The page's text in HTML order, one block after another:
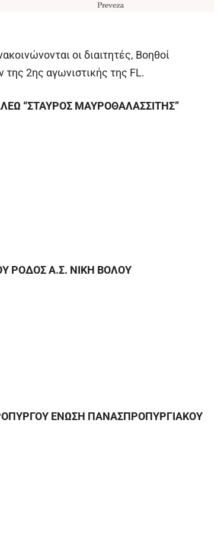
οι διαιτητές, Βοηθοί
2ης αγωνιστικής της FL.
“ΣΤΑΥΡΟΣ ΜΑΥΡΟΘΑΛΑΣΣΙΤΗΣ”
ΡΟΔΟΣ Α.Σ. ΝΙΚΗ ΒΟΛΟΥ
ΕΝΩΣΗ ΠΑΝΑΣΠΡΟΠΥΡΓΙΑΚΟΥ